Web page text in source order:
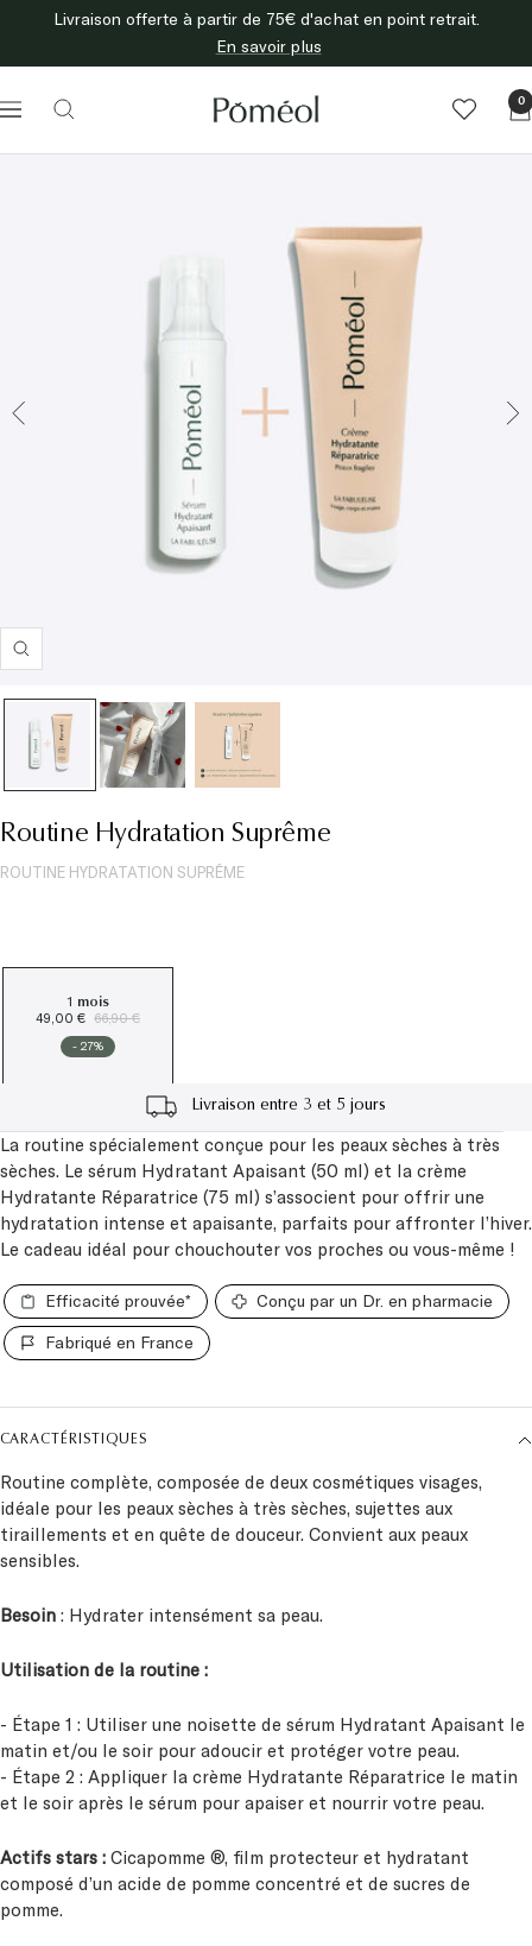
contenu
Livraison offerte à partir de 75€ d'achat en point retrait.
En savoir plus
Navigation
Poméol 0
Zoom
Routine Hydratation Suprême
ROUTINE HYDRATATION SUPRÊME
- 27%
1 mois
49,00 € 66,90 €
Livraison entre 3 et 5 jours
La routine spécialement conçue pour les peaux sèches à très
sèches. Le sérum Hydratant Apaisant (50 ml) et la crème
Hydratante Réparatrice (75 ml) s’associent pour offrir une
hydratation intense et apaisante, parfaits pour affronter l’hiver.
Le cadeau idéal pour chouchouter vos proches ou vous-même !
Efficacité prouvée*
Conçu par un Dr. en pharmacie
Fabriqué en France
CARACTÉRISTIQUES
Routine complète, composée de deux cosmétiques visages,
idéale pour les peaux sèches à très sèches, sujettes aux
tiraillements et en quête de douceur. Convient aux peaux
sensibles.
Besoin : Hydrater intensément sa peau.
Utilisation de la routine :
- Étape 1 : Utiliser une noisette de sérum Hydratant Apaisant le
matin et/ou le soir pour adoucir et protéger votre peau.
- Étape 2 : Appliquer la crème Hydratante Réparatrice le matin
et le soir après le sérum pour apaiser et nourrir votre peau.
Actifs stars : Cicapomme ®, film protecteur et hydratant
composé d’un acide de pomme concentré et de sucres de
pomme.